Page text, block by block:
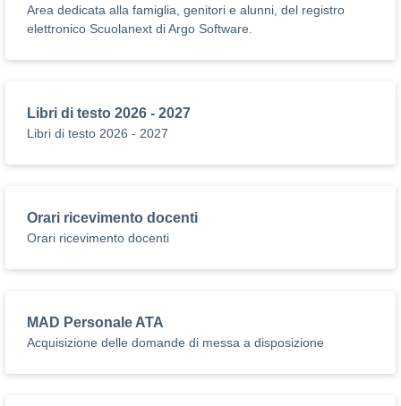
Area dedicata alla famiglia, genitori e alunni, del registro
elettronico Scuolanext di Argo Software.
Libri di testo 2026 - 2027
Libri di testo 2026 - 2027
Orari ricevimento docenti
Orari ricevimento docenti
MAD Personale ATA
Acquisizione delle domande di messa a disposizione